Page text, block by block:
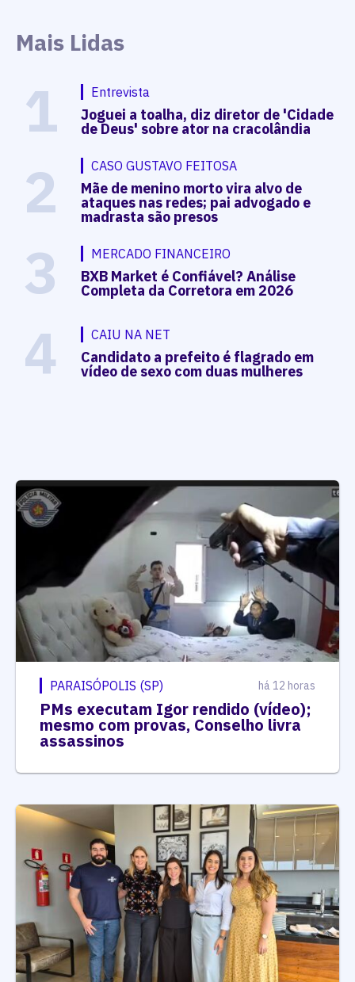
Mais Lidas
1 Entrevista
Joguei a toalha, diz diretor de 'Cidade
de Deus' sobre ator na cracolândia
2 CASO GUSTAVO FEITOSA
Mãe de menino morto vira alvo de
ataques nas redes; pai advogado e
madrasta são presos
3 MERCADO FINANCEIRO
BXB Market é Confiável? Análise
Completa da Corretora em 2026
4 CAIU NA NET
Candidato a prefeito é flagrado em
vídeo de sexo com duas mulheres
PARAISÓPOLIS (SP) há 12 horas
PMs executam Igor rendido (vídeo);
mesmo com provas, Conselho livra
assassinos